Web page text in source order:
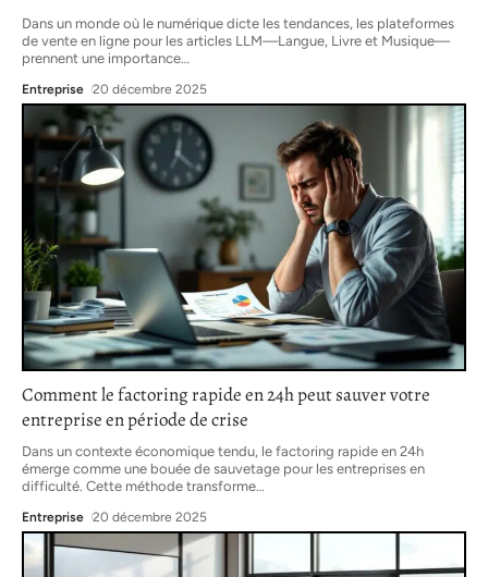
Dans un monde où le numérique dicte les tendances, les plateformes
de vente en ligne pour les articles LLM—Langue, Livre et Musique—
prennent une importance
Entreprise 20 décembre 2025
Comment le factoring rapide en 24h peut sauver votre
entreprise en période de crise
Dans un contexte économique tendu, le factoring rapide en 24h
émerge comme une bouée de sauvetage pour les entreprises en
difficulté. Cette méthode transforme…
Entreprise 20 décembre 2025